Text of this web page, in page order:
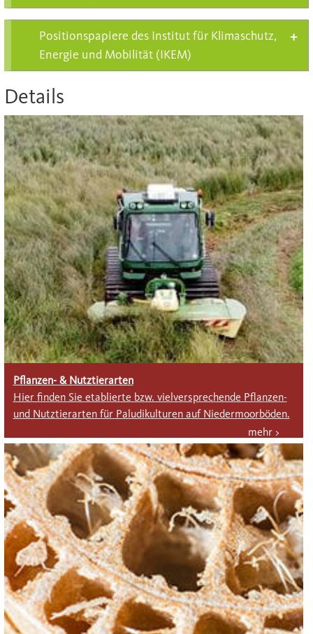
Positionspapiere des Institut für Klimaschutz,
Energie und Mobilität (IKEM)
Details
Pflanzen- & Nutztierarten
Hier finden Sie etablierte bzw. vielversprechende Pflanzen-
und Nutztierarten für Paludikulturen auf Niedermoorböden.